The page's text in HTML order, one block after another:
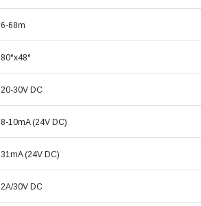
6-68m
80°x48°
20-30V DC
8-10mA (24V DC)
31mA (24V DC)
2A/30V DC